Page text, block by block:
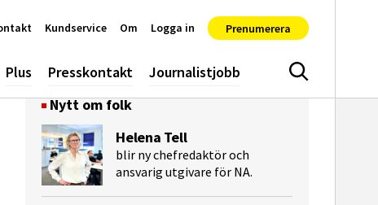
Plus Presskontakt Journalistjobb Sök
Kundservice Om Logga in Prenumerera
Nytt om folk
Helena Tell
blir ny chefredaktör och
ansvarig utgivare för NA.